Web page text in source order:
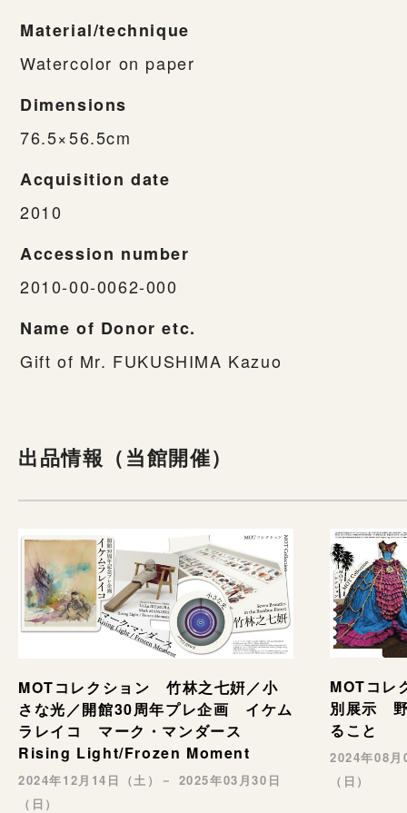
Material/technique
Watercolor on paper
Dimensions
76.5×56.5cm
Acquisition date
2010
Accession number
2010-00-0062-000
Name of Donor etc.
Gift of Mr. FUKUSHIMA Kazuo
出品情報（当館開催）
MOTコレクション 竹林之七姸／小
さな光／開館30周年プレ企画 イケム
ラレイコ マーク・マンダース
Rising Light/Frozen Moment
2024年12月14日（土）－ 2025年03月30日
（日）
MOTコレ
別展示
ること
2024年08
（日）